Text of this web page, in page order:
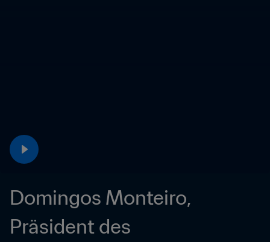
Domingos Monteiro,
Präsident des